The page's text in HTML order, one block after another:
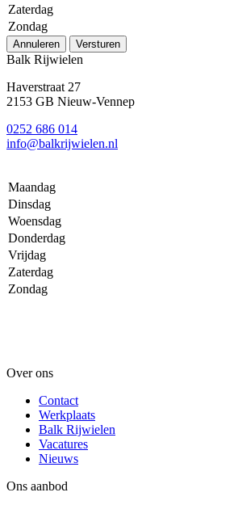
Zaterdag
Zondag
Annuleren Versturen
Balk Rijwielen
Haverstraat 27
2153 GB Nieuw-Vennep
0252 686 014
info@balkrijwielen.nl
Maandag
Dinsdag
Woensdag
Donderdag
Vrijdag
Zaterdag
Zondag
Over ons
Contact
Werkplaats
Balk Rijwielen
Vacatures
Nieuws
Ons aanbod